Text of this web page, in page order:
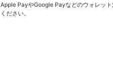
Apple PayやGoogle Payなどのウォレッ
ください。